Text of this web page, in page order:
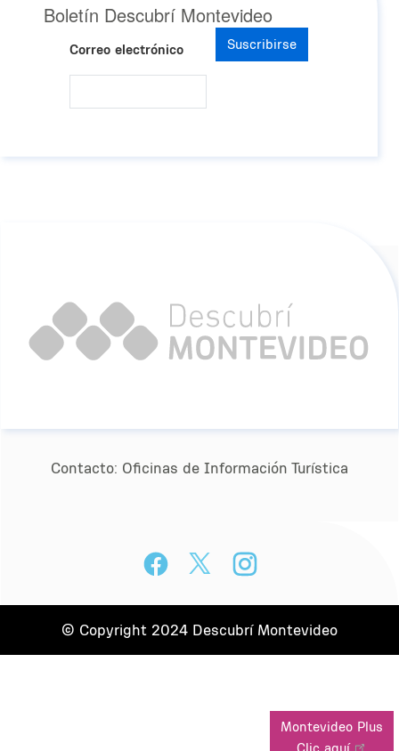
Boletín Descubrí Montevideo
Correo electrónico Suscribirse
Contacto: Oﬁcinas de Información Turística
© Copyright 2024 Descubrí Montevideo
Montevideo Plus